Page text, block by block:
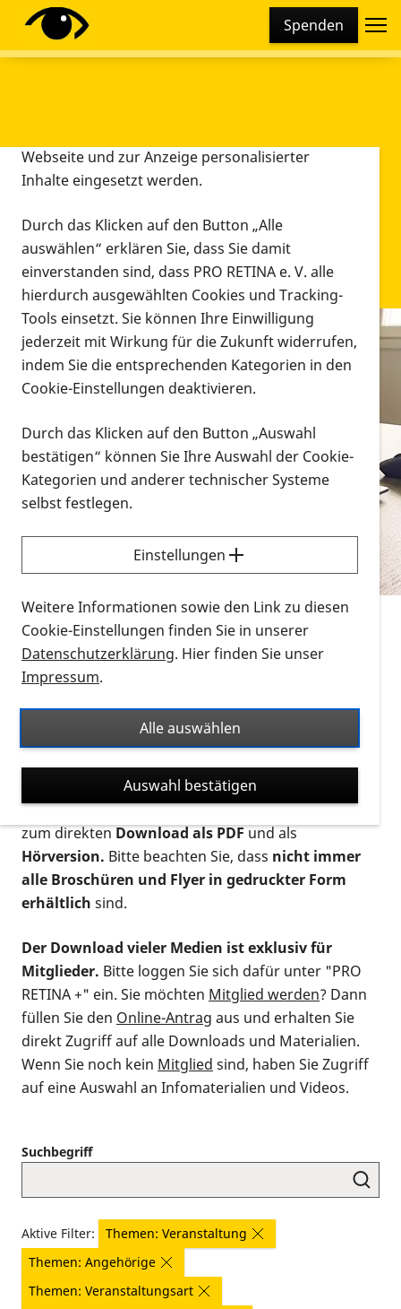
Spenden
Infomaterial
Infomaterial
Vorlesen
Alle Infomaterialien in verschiedenen
Formaten an einem Ort
Sie möchten wissen, wie Sie nach Infonmaterial
suchen und dieses bestellen bzw. herunterladen
können? Schauen Sie sich dieErklärvideos zum
Thema Infomaterial auf der PRO RETINA-Website
für blinde und sehbehinderte Menschen an.
Auf dieser Seite finden Sie sämtliches Infomaterial
Ort. Nutzen Sie den Formatfilter, um ausschließlich
nach Flyern und Broschüren, Audios oder Videos zu
suchen. Die meisten Flyer und Broschüren werden in
verschiedenen Formaten angeboten: zur
postalischen Bestellung als gedruckte Variante
zum direktenDownload als PDFund als
Hörversion. Bitte beachten Sie, dass nicht immer
alle Broschüren und Flyer in gedruckter Form
erhältlich sind.
Der Download vieler Medien ist exklusiv für
Mitglieder. Bitte loggen Sie sich dafür unter "PRO
RETINA +" ein. Sie möchten Mitglied werden? Dann
füllen Sie den Online-Antrag aus und erhalten Sie
direkt Zugriff auf alle Downloads und Materialien.
Wenn Sie noch kein Mitglied sind, haben Sie Zugriff
auf eine Auswahl an Infomaterialien und Videos.
Suchbegriff
Aktive Filter:
Themen: Veranstaltung
Themen: Angehörige
Themen: Veranstaltungsart
Diese Webseite setzt verschiedene Cookies und
Tracking-Tools ein. Dies beinhaltet Cookies und
Webseite und zur Anzeige personalisierter
Inhalte eingesetzt werden.
Durch das Klicken auf den Button „Alle
auswählen“ erklären Sie, dass Sie damit
einverstanden sind, dass PRO RETINA e. V. alle
hierdurch ausgewählten Cookies und Tracking-
Tools einsetzt. Sie können Ihre Einwilligung
jederzeit mit Wirkung für die Zukunft widerrufen,
indem Sie die entsprechenden Kategorien in den
Cookie-Einstellungen deaktivieren.
Durch das Klicken auf den Button „Auswahl
bestätigen“ können Sie Ihre Auswahl der Cookie-
Kategorien und anderer technischer Systeme
selbst festlegen.
Einstellungen
Weitere Informationen sowie den Link zu diesen
Cookie-Einstellungen finden Sie in unserer
Datenschutzerklärung. Hier finden Sie unser
Impressum.
Alle auswählen
Auswahl bestätigen